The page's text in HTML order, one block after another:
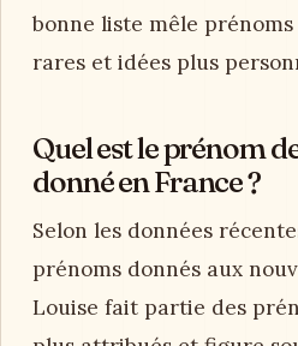
bonne liste mêle
rares et idées plus
Quel est le prénom
donné en France ?
Selon les données
prénoms donnés aux
Louise fait partie des